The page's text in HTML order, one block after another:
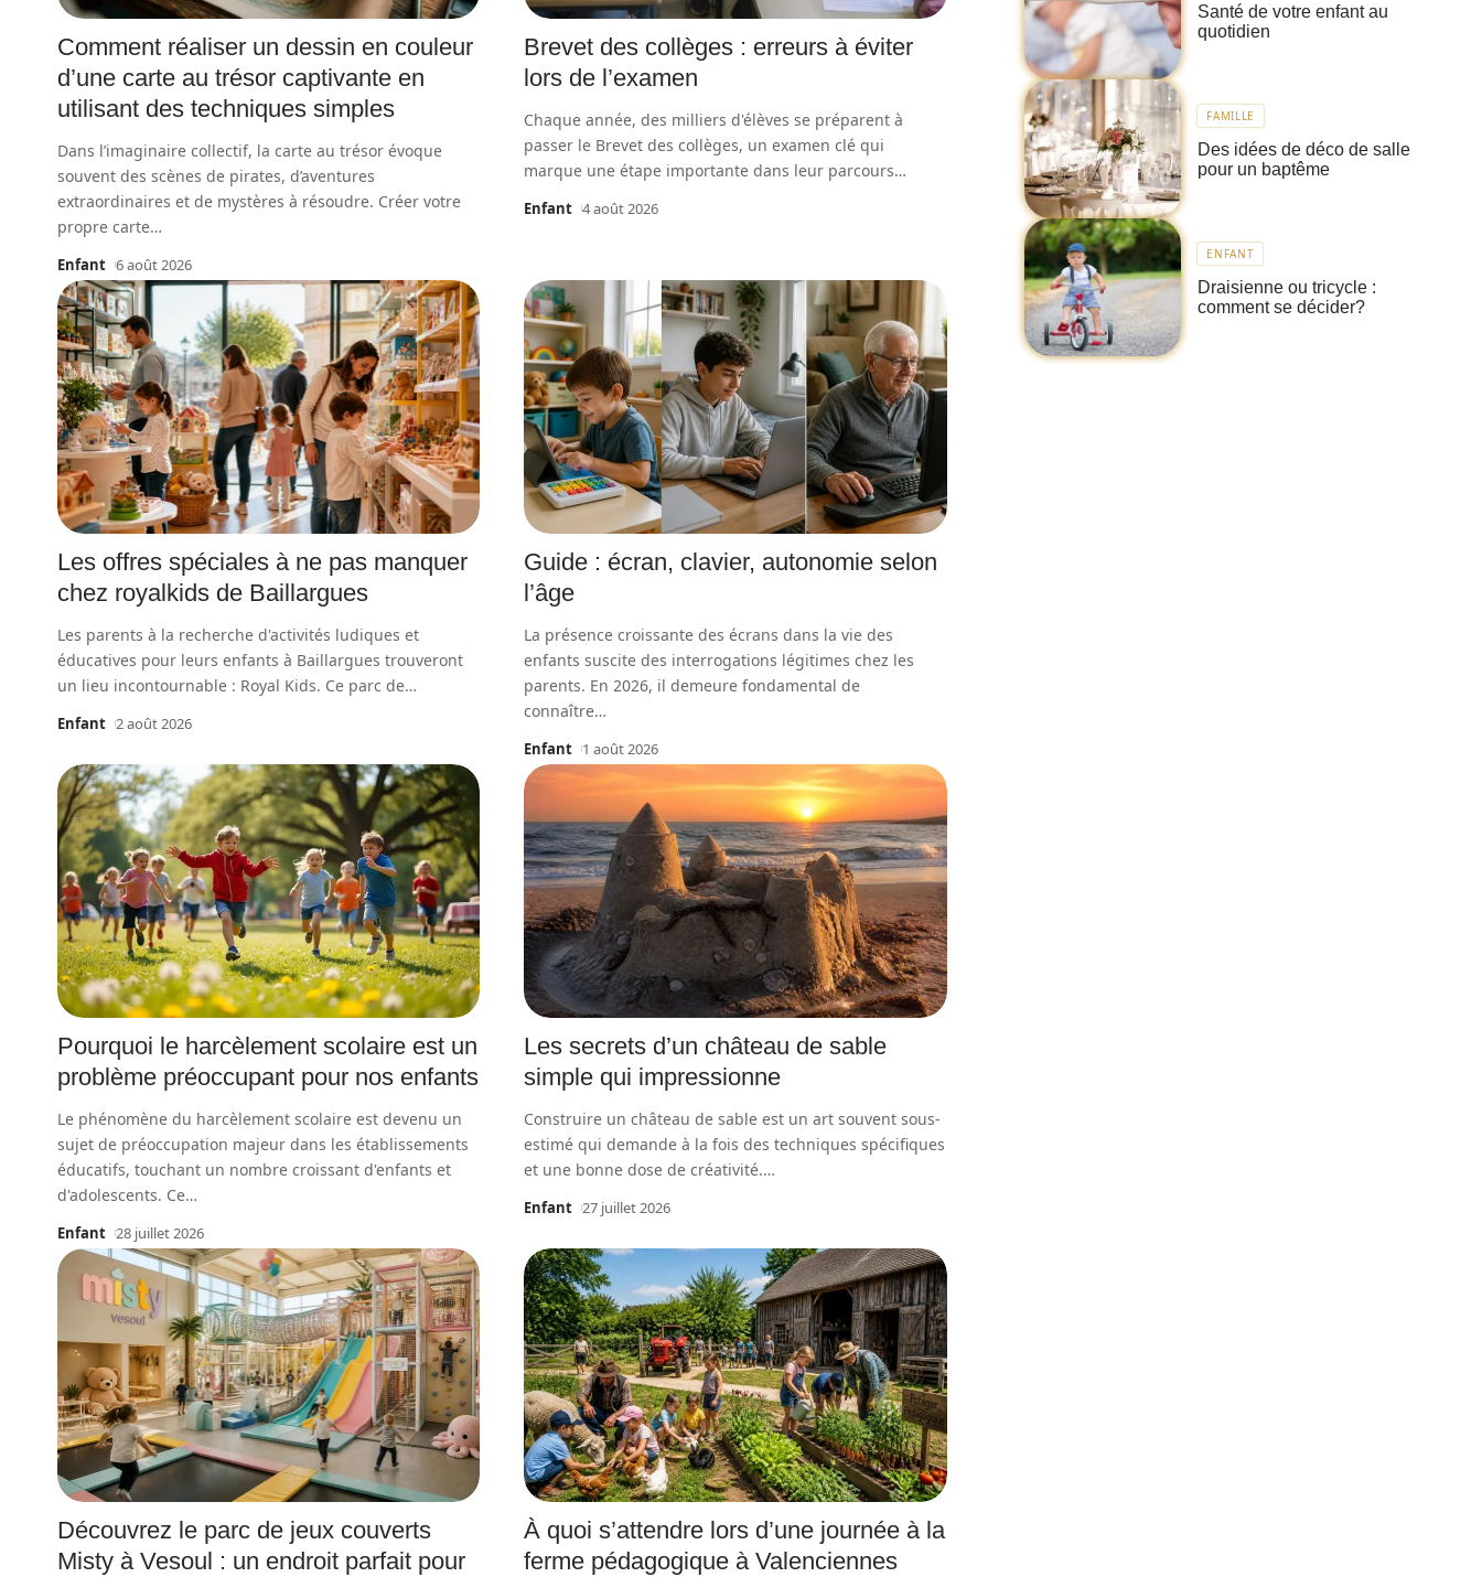
Comment réaliser un dessin en couleur
d’une carte au trésor captivante en
utilisant des techniques simples
Dans l’imaginaire collectif, la carte au trésor évoque
souvent des scènes de pirates, d’aventures
extraordinaires et de mystères à résoudre. Créer votre
propre carte…
Enfant 6 août 2026
Brevet des collèges : erreurs à éviter
lors de l’examen
Chaque année, des milliers d'élèves se préparent à
passer le Brevet des collèges, un examen clé qui
marque une étape importante dans leur parcours…
Enfant 4 août 2026
Les offres spéciales à ne pas manquer
chez royalkids de Baillargues
Les parents à la recherche d'activités ludiques et
éducatives pour leurs enfants à Baillargues trouveront
un lieu incontournable : Royal Kids. Ce parc de…
Enfant 2 août 2026
Guide : écran, clavier, autonomie selon
l’âge
La présence croissante des écrans dans la vie des
enfants suscite des interrogations légitimes chez les
parents. En 2026, il demeure fondamental de
connaître…
Enfant 1 août 2026
Pourquoi le harcèlement scolaire est un
problème préoccupant pour nos enfants
Le phénomène du harcèlement scolaire est devenu un
sujet de préoccupation majeur dans les établissements
éducatifs, touchant un nombre croissant d'enfants et
d'adolescents. Ce…
Enfant 28 juillet 2026
Les secrets d’un château de sable
simple qui impressionne
Construire un château de sable est un art souvent sous-
estimé qui demande à la fois des techniques spécifiques
et une bonne dose de créativité.…
Enfant 27 juillet 2026
Découvrez le parc de jeux couverts
Misty à Vesoul : un endroit parfait pour
À quoi s’attendre lors d’une journée à la
ferme pédagogique à Valenciennes
Santé de votre enfant au
quotidien
FAMILLE
Des idées de déco de salle
pour un baptême
ENFANT
Draisienne ou tricycle :
comment se décider?